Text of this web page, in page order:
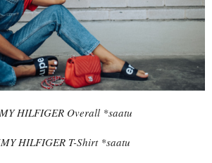
HILFIGER Overall *saatu
HILFIGER T-Shirt *saatu